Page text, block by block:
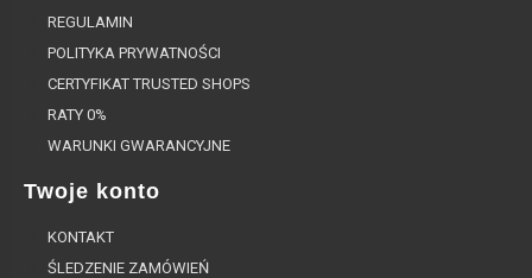
REGULAMIN
POLITYKA PRYWATNOŚCI
CERTYFIKAT TRUSTED SHOPS
RATY 0%
WARUNKI GWARANCYJNE
Twoje konto
KONTAKT
ŚLEDZENIE ZAMÓWIEŃ